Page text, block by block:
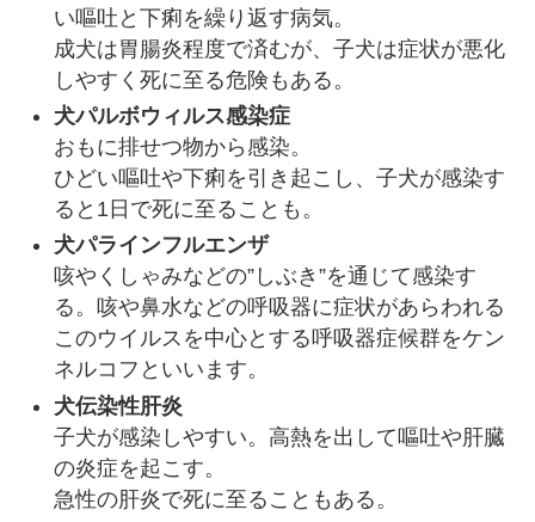
い嘔吐と下痢を繰り返す病気。
成犬は胃腸炎程度で済むが、子犬は症状が悪化
しやすく死に至る危険もある。
犬パルボウィルス感染症
おもに排せつ物から感染。
ひどい嘔吐や下痢を引き起こし、子犬が感染す
ると1日で死に至ることも。
犬パラインフルエンザ
咳やくしゃみなどの”しぶき”を通じて感染す
る。咳や鼻水などの呼吸器に症状があらわれる
このウイルスを中心とする呼吸器症候群をケン
ネルコフといいます。
犬伝染性肝炎
子犬が感染しやすい。高熱を出して嘔吐や肝臓
の炎症を起こす。
急性の肝炎で死に至ることもある。